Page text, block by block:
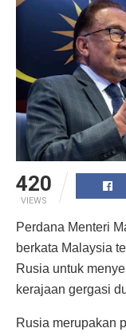
420
VIEWS
Perdana Menteri
berkata Malaysia
Rusia untuk
kerajaan gergasi
Rusia merupakan